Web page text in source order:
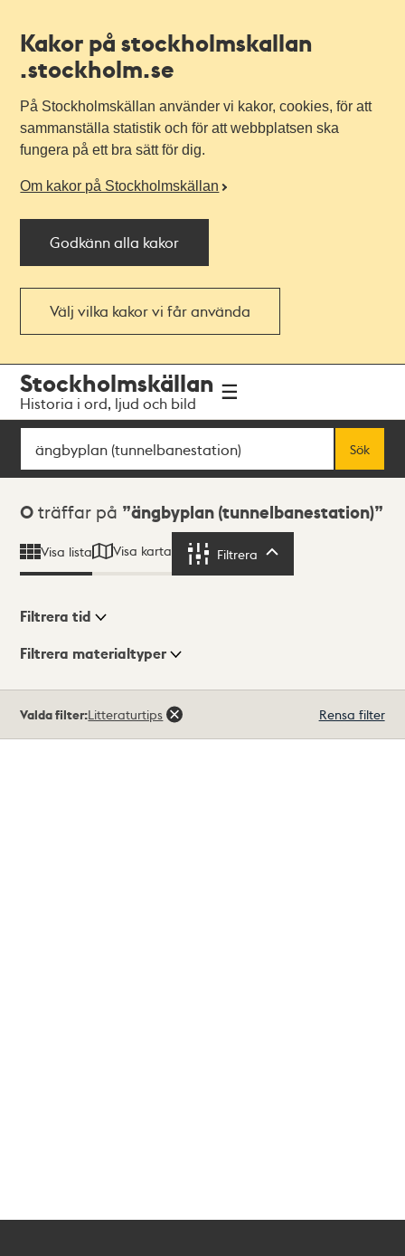
Kakor på stockholmskallan
.stockholm.se
På Stockholmskällan använder vi kakor, cookies, för att
sammanställa statistik och för att webbplatsen ska
fungera på ett bra sätt för dig.
Om kakor på Stockholmskällan
Godkänn alla kakor
Välj vilka kakor vi får använda
navigationen
huvudinnehållet
Stockholmskällan
Historia i ord, ljud och bild
Sök
Sök
Sökresultat
0 träffar på ängbyplan (tunnelbanestation)
Visa lista Visa karta Filtrera
Visningsläge
Filtrera tid
Filtrera materialtyper
träffar
Valda filter:Litteraturtips Rensa filter